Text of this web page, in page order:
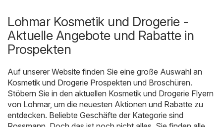
Lohmar Kosmetik und Drogerie -
Aktuelle Angebote und Rabatte in
Prospekten
Auf unserer Website finden Sie eine große Auswahl an
Kosmetik und Drogerie Prospekten und Broschüren.
Stöbern Sie in den aktuellen Kosmetik und Drogerie Flyern
von Lohmar, um die neuesten Aktionen und Rabatte zu
entdecken. Beliebte Geschäfte der Kategorie sind